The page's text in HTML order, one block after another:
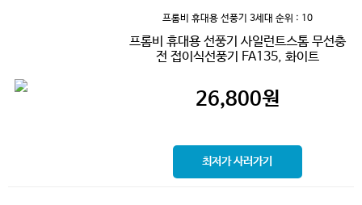
프롬비 휴대용 선풍기 3세대 순위 : 10
프롬비 휴대용 선풍기 사일런트스톰 무선충
전 접이식선풍기 FA135, 화이트
26,800원
최저가 사러가기